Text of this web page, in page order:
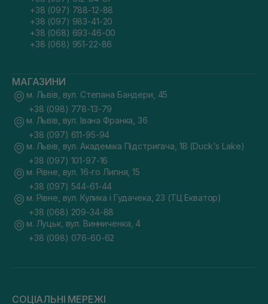
+38 (097) 788-12-88
+38 (097) 983-41-20
+38 (068) 693-46-00
+38 (068) 951-22-86
МАГАЗИНИ
м. Львів, вул. Степана Бандери, 45
+38 (098) 778-13-79
м. Львів, вул. Івана Франка, 36
+38 (097) 611-95-94
м. Львів, вул. Академіка Підстригача, 1В (Duck's Lake)
+38 (097) 101-97-16
м. Рівне, вул. 16-го Липня, 15
+38 (097) 544-61-44
м. Рівне, вул. Кулика і Гудачека, 23 (ТЦ Екватор)
+38 (068) 209-34-88
м. Луцьк, вул. Винниченка, 4
+38 (098) 076-60-62
СОЦІАЛЬНІ МЕРЕЖІ